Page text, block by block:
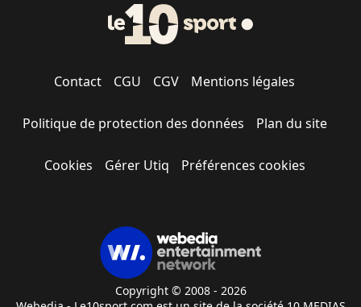
Contact CGU CGV Mentions légales
Politique de protection des données Plan du site
Cookies Gérer Utiq Préférences cookies
Copyright © 2008 - 2026